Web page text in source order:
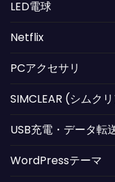
LED電球
Netflix
PCアクセサリ
SIMCLEAR (シムク
USB充電・データ転
WordPressテーマ